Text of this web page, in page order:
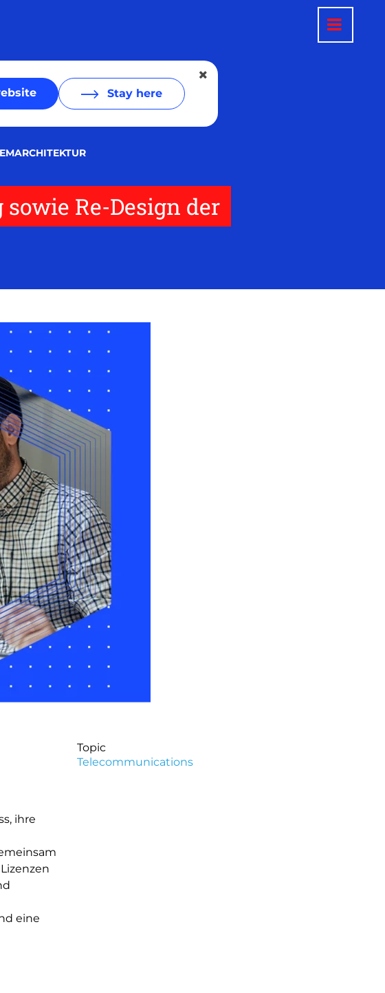
Stay here
Re-Design der
ihre
eine
Topic
Telecommunications